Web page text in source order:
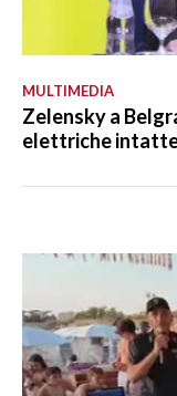
MULTIMEDIA
Zelensky a
elettriche